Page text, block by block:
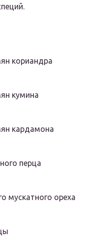
кориандра
кумина
кардамона
перца
мускатного ореха